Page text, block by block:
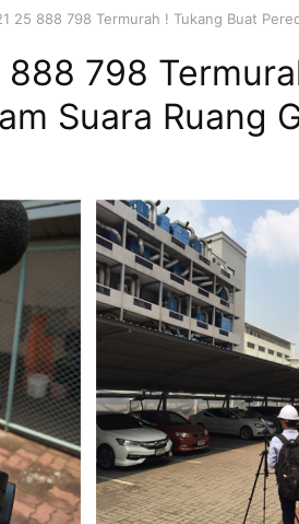
25 888 798 Termurah ! Tukang Buat
798
Suara Ruang